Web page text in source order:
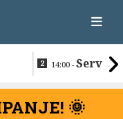
14:00 -
beboerne
🌞